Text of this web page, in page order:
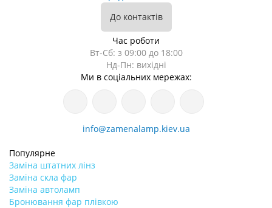
До контактів
Час роботи
Вт-Сб: з 09:00 до 18:00
Нд-Пн: вихідні
Ми в соціальних мережах:
info@zamenalamp.kiev.ua
Популярне
Заміна штатних лінз
Заміна скла фар
Заміна автоламп
Бронювання фар плівкою